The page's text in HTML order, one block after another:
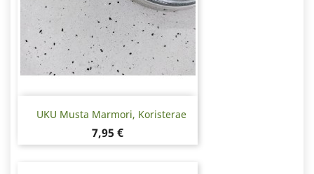
UKU Musta Marmori, Koristerae
Hinta
7,95 €